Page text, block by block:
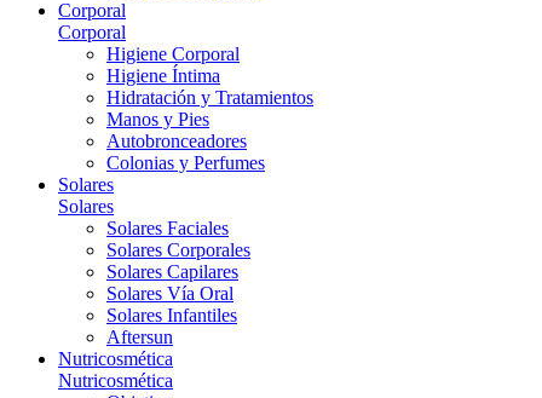
Corporal
Corporal
Higiene Corporal
Higiene Íntima
Hidratación y Tratamientos
Manos y Pies
Autobronceadores
Colonias y Perfumes
Solares
Solares
Solares Faciales
Solares Corporales
Solares Capilares
Solares Vía Oral
Solares Infantiles
Aftersun
Nutricosmética
Nutricosmética